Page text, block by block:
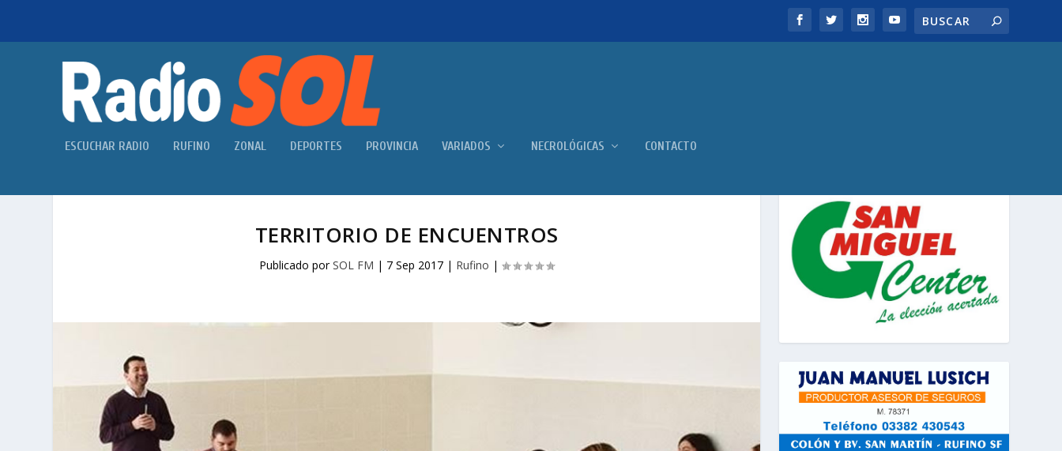
ESCUCHAR RADIO RUFINO ZONAL DEPORTES PROVINCIA VARIADOS NECROLÓGICAS CONTACTO
TERRITORIO DE ENCUENTROS
Publicado porSOL FM | 7 Sep 2017 | Rufino |